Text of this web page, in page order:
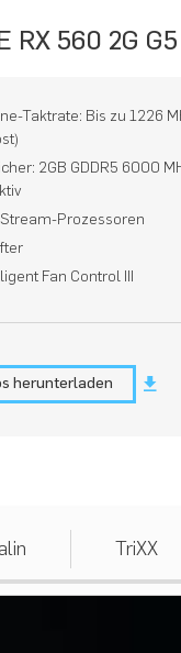
RX 560 2G
Taktrate: Bis zu 1226
2GB GDDR5 6000
Prozessoren
Fan Control III
herunterladen
TriXX